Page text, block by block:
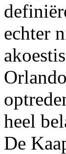
echter
heel
De